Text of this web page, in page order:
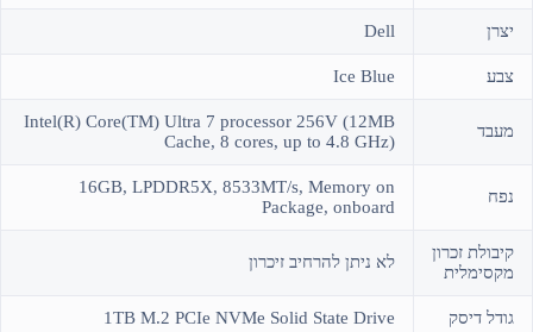
יצרן Dell
צבע Ice Blue
מעבד
Intel(R) Core(TM) Ultra 7 processor 256V (12MB
Cache, 8 cores, up to 4.8 GHz)
נפח
16GB, LPDDR5X, 8533MT/s, Memory on
Package, onboard
קיבולת זכרון
מקסימלית
לא ניתן להרחיב זיכרון
גודל דיסק 1TB M.2 PCIe NVMe Solid State Drive